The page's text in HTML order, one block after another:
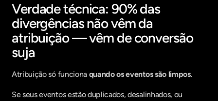
Verdade técnica: 90% das
divergências não vêm da
atribuição — vêm de conversão
suja
Atribuição só funciona quando os eventos são limpos.
Se seus eventos estão duplicados, desalinhados, ou